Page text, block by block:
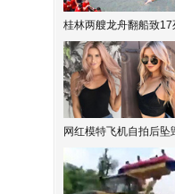
桂林两艘龙舟翻船致17
网红模特飞机自拍后坠